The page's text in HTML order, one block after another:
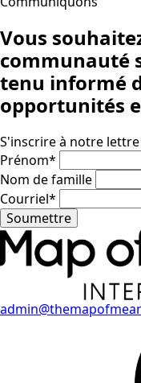
Vous
communauté
tenu informé
opportunités
S'inscrire à notre
Prénom*
Nom de famille
Courriel*
Soumettre